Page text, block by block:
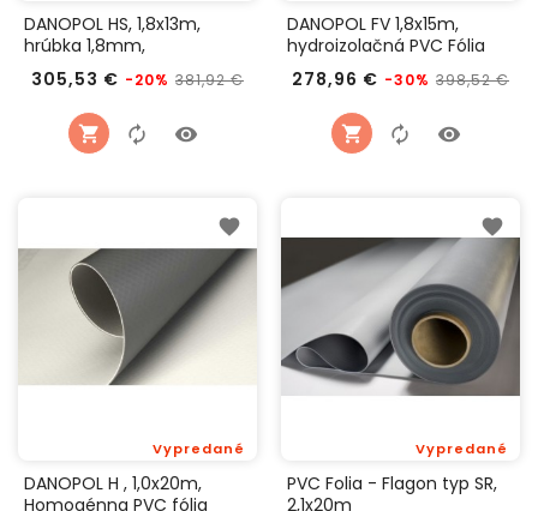
DANOPOL HS, 1,8x13m,
hrúbka 1,8mm,
hydroizolačná PVC Fólia
305,53 € Bežná
-20% 381,92 €Cena
DANOPOL FV 1,8x15m,
hydroizolačná PVC Fólia
278,96 € Bežná
-30% 398,52 €
DANOPOL H , 1,0x20m,
Homogénna PVC fólia
Vypredané
PVC Folia - Flagon typ SR,
2,1x20m
Vypredané